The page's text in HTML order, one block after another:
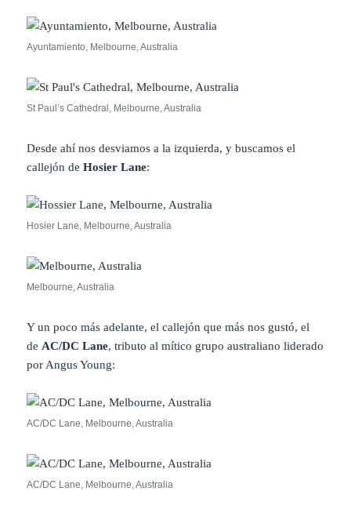
Ayuntamiento, Melbourne, Australia
St Paul’s Cathedral, Melbourne, Australia
Desde ahí nos desviamos a la izquierda, y buscamos el
callejón deHosier Lane:
Hosier Lane, Melbourne, Australia
Melbourne, Australia
Y un poco más adelante, el callejón que más nos gustó, el
de AC/DC Lane, tributo al mítico grupo australiano liderado
por Angus Young:
AC/DC Lane, Melbourne, Australia
AC/DC Lane, Melbourne, Australia